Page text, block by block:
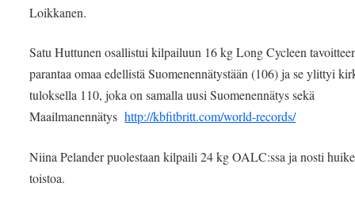
Loikkanen.
Satu Huttunen osallistui kilpailuun 16 kg Long Cycleen
parantaa omaa edellistä Suomenennätystään (106) ja se ylittyi
tuloksella 110, joka on samalla uusi Suomenennätys sekä
Maailmanennätyshttp://kbfitbritt.com/world-records/
Niina Pelander puolestaan kilpaili 24 kg OALC:ssa ja nosti
toistoa.